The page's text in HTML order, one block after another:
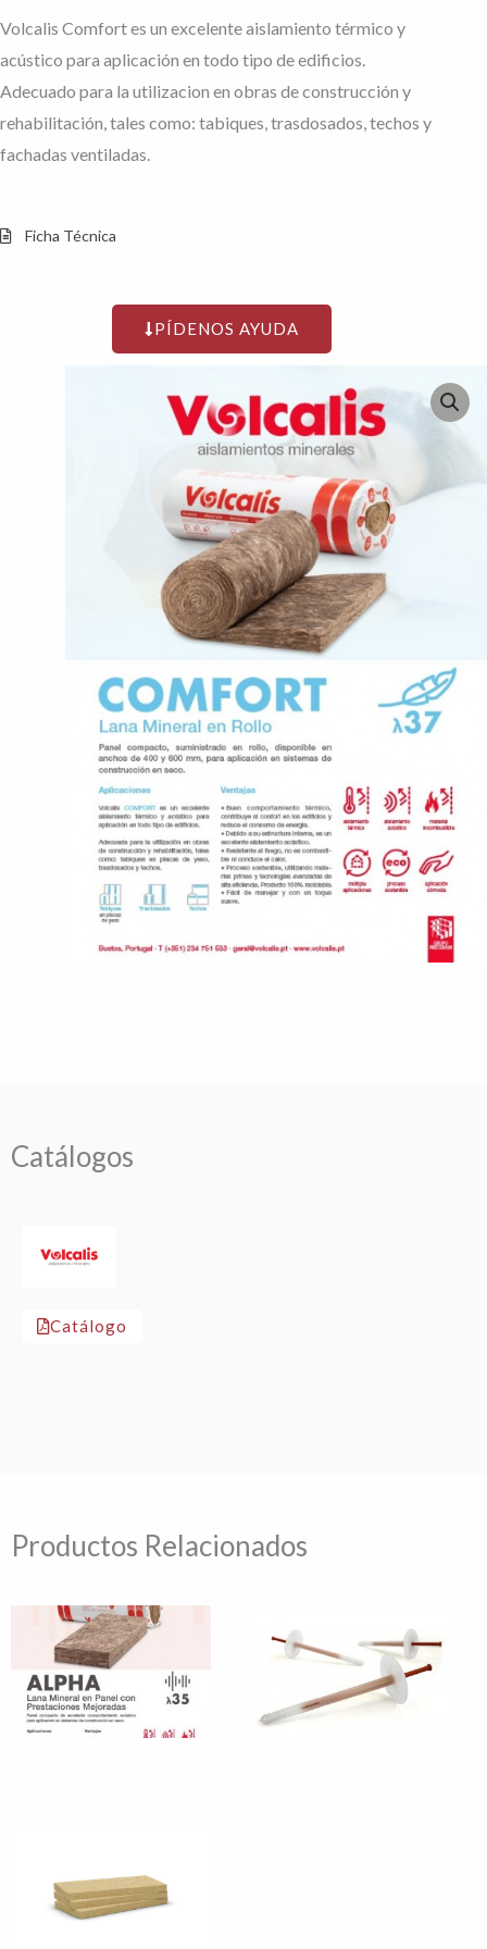
Volcalis Comfort es un excelente aislamiento térmico y
acústico para aplicación en todo tipo de edificios.
Adecuado para la utilizacion en obras de construcción y
rehabilitación, tales como: tabiques, trasdosados, techos y
fachadas ventiladas.
Ficha Técnica
PÍDENOS AYUDA
Catálogos
Catálogo
Productos Relacionados